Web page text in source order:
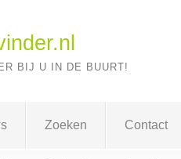
BIJ U IN DE BUURT!
Zoeken Contact